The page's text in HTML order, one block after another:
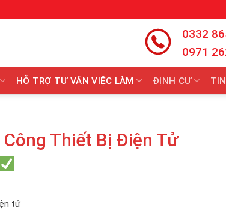
0332
0971
HỖ TRỢ TƯ VẤN VIỆC LÀM ĐỊNH CƯ
Thiết Bị Điện Tử
tử